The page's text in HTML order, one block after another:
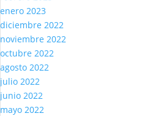
enero 2023
diciembre 2022
noviembre 2022
octubre 2022
agosto 2022
julio 2022
junio 2022
mayo 2022